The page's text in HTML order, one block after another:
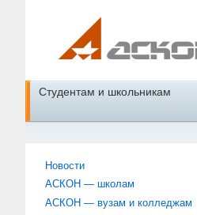
Студентам и школьникам
Новости
АСКОН — школам
АСКОН — вузам и колледжам